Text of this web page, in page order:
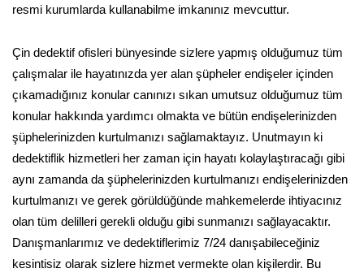
resmi kurumlarda kullanabilme imkanınız mevcuttur.
Çin dedektif ofisleri bünyesinde sizlere yapmış olduğumuz tüm
çalışmalar ile hayatınızda yer alan şüpheler endişeler içinden
çıkamadığınız konular canınızı sıkan umutsuz olduğumuz tüm
konular hakkında yardımcı olmakta ve bütün endişelerinizden
şüphelerinizden kurtulmanızı sağlamaktayız. Unutmayın ki
dedektiflik hizmetleri her zaman için hayatı kolaylaştıracağı gibi
aynı zamanda da şüphelerinizden kurtulmanızı endişelerinizden
kurtulmanızı ve gerek görüldüğünde mahkemelerde ihtiyacınız
olan tüm delilleri gerekli olduğu gibi sunmanızı sağlayacaktır.
Danışmanlarımız ve dedektiflerimiz 7/24 danışabileceğiniz
kesintisiz olarak sizlere hizmet vermekte olan kişilerdir. Bu